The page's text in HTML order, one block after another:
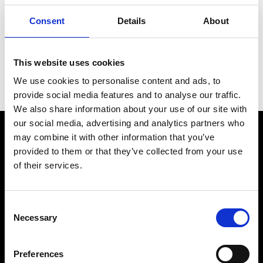
Consent Details About
This website uses cookies
We use cookies to personalise content and ads, to
provide social media features and to analyse our traffic.
We also share information about your use of our site with
our social media, advertising and analytics partners who
may combine it with other information that you’ve
provided to them or that they’ve collected from your use
of their services.
Selection
Necessary
Preferences
energetica e costi ridotti e possono essere
Italy, leggi la nostra pagina dedicata alla
vendita e noleggio di compressori.
Azienda con esperienza ventennale nella vendita,
assistenza e produzione di macchine industriali.